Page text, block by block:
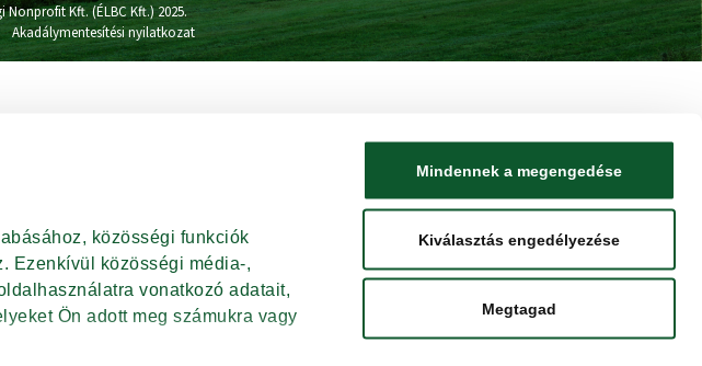
közösségi funkciók
Ezenkívül közösségi média-,
vonatkozó adatait,
Ön adott meg számukra vagy
Mindennek a megengedése
Kiválasztás engedélyezése
Megtagad
Kft. (ÉLBC Kft.) 2025.
Akadálymentesítési nyilatkozat